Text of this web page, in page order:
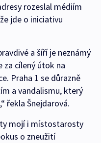
rozeslal médiím
jde o iniciativu
a šíří je neznámý
za cílený útok na
Praha 1 se důrazně
a vandalismu, který
řekla Šnejdarová.
mojí i místostarosty
o zneužití